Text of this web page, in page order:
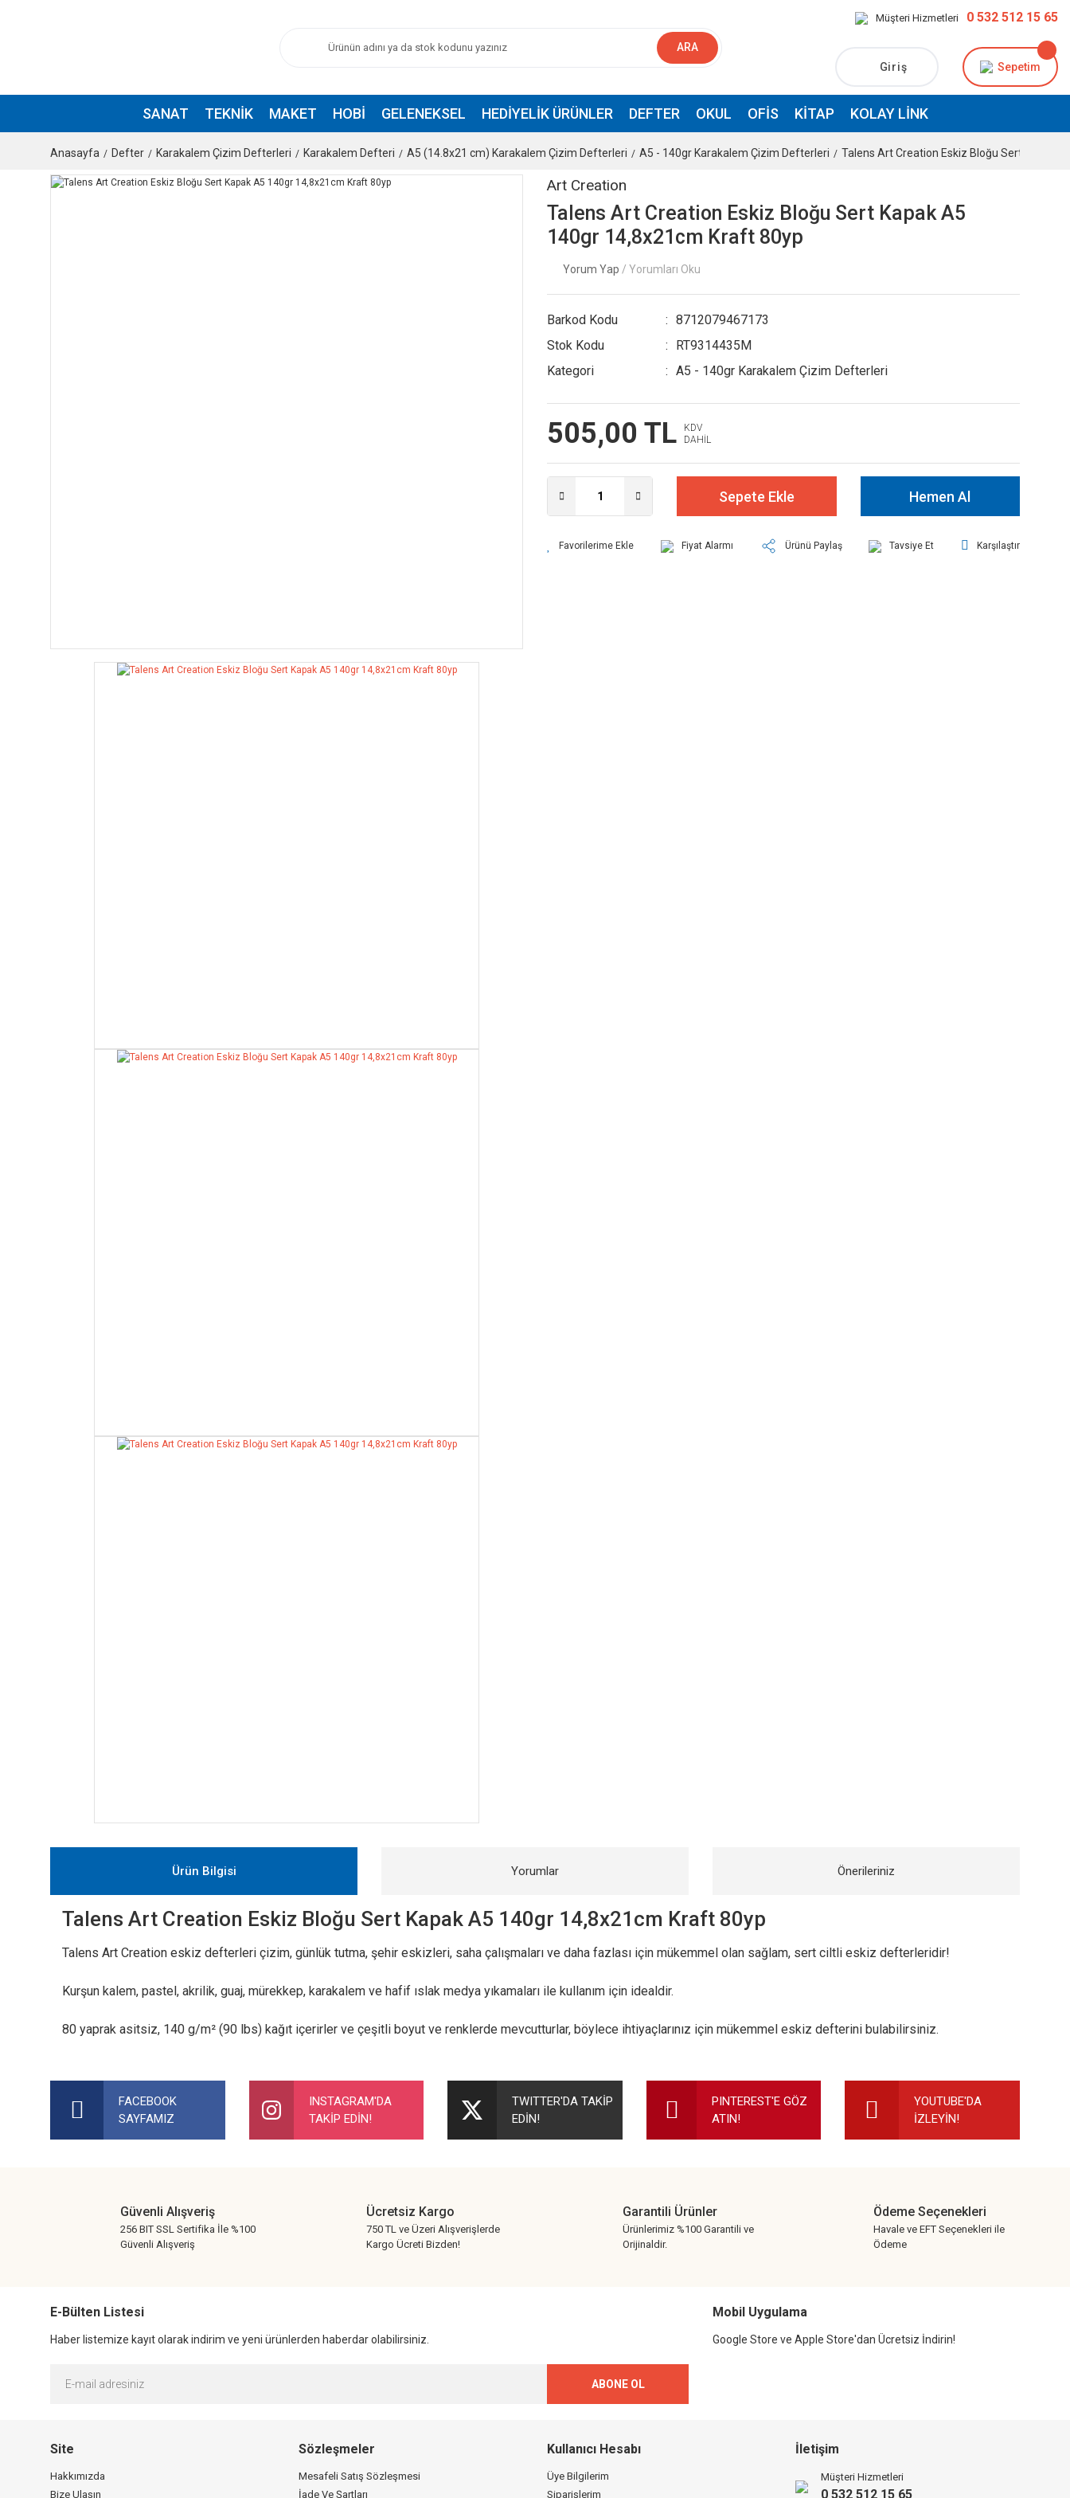
ARA
Müşteri Hizmetleri 0 532 512 15 65
Giriş Sepetim
SANAT TEKNIK MAKET HOBI GELENEKSEL HEDIYELIK ÜRÜNLER DEFTER OKUL OFIS KITAP KOLAY LINK
Anasayfa Defter Karakalem Çizim Defterleri Karakalem Defteri A5 (14.8x21 cm) Karakalem Çizim Defterleri A5 - 140gr Karakalem Çizim Defterleri Talens Art Creation Eskiz Bloğu Sert Kapak
Art Creation
Talens Art Creation Eskiz Bloğu Sert Kapak A5
140gr 14,8x21cm Kraft 80yp
Yorum Yap / Yorumları Oku
Barkod Kodu
8712079467173
Stok Kodu
RT9314435M
Kategori
A5 - 140gr Karakalem Çizim Defterleri
505,00 TL
KDV
DAHİL
Sepete Ekle Hemen Al
Fiyat Alarmı Ürünü Paylaş Tavsiye Et Karşılaştır
Ürün Bilgisi Yorumlar Önerileriniz
Talens Art Creation Eskiz Bloğu Sert Kapak A5 140gr 14,8x21cm Kraft 80yp
Talens Art Creation eskiz defterleri çizim, günlük tutma, şehir eskizleri, saha çalışmaları ve daha fazlası için mükemmel olan sağlam, sert ciltli eskiz defterleridir!
Kurşun kalem, pastel, akrilik, guaj, mürekkep, karakalem ve hafif ıslak medya yıkamaları ile kullanım için idealdir.
80 yaprak asitsiz, 140 g/m² (90 lbs) kağıt içerirler ve çeşitli boyut ve renklerde mevcutturlar, böylece ihtiyaçlarınız için mükemmel eskiz defterini bulabilirsiniz.
Bu ürüne ilk yorumu siz yapın!
Bu ürüne benzer farklı alternatifler olmalı.
FACEBOOK
SAYFAMIZ
INSTAGRAM'DA
TAKİP EDİN!
TWITTER'DA TAKİP
EDİN!
PINTEREST'E GÖZ
ATIN!
YOUTUBE'DA
İZLEYİN!
Güvenli Alışveriş
256 BIT SSL Sertifika İle %100
Güvenli Alışveriş
Ücretsiz Kargo
750 TL ve Üzeri Alışverişlerde
Kargo Ücreti Bizden!
Garantili Ürünler
Ürünlerimiz %100 Garantili ve
Orijinaldir.
Ödeme Seçenekleri
Havale ve EFT Seçenekleri ile
Ödeme
E-Bülten Listesi
Haber listemize kayıt olarak indirim ve yeni ürünlerden haberdar olabilirsiniz.
ABONE OL
Mobil Uygulama
Google Store ve Apple Store'dan Ücretsiz İndirin!
Site
Hakkımızda
Bize Ulaşın
Sözleşmeler
Mesafeli Satış Sözleşmesi
İade Ve Şartları
Kullanıcı Hesabı
Üye Bilgilerim
Siparişlerim
İletişim
Müşteri Hizmetleri
0 532 512 15 65